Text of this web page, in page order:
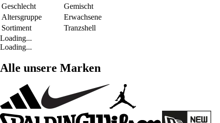
Geschlecht
Gemischt
Altersgruppe
Erwachsene
Sortiment
Tranzshell
Loading...
Loading...
Alle unsere Marken